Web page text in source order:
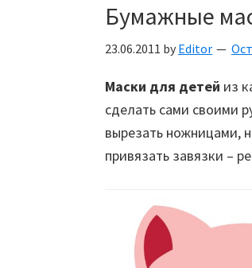
Бумажные
23.06.2011 by Editor
Маски для детей из
сделать сами своими
вырезать ножницами,
привязать завязки –